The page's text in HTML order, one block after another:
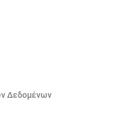
Δεδομένων